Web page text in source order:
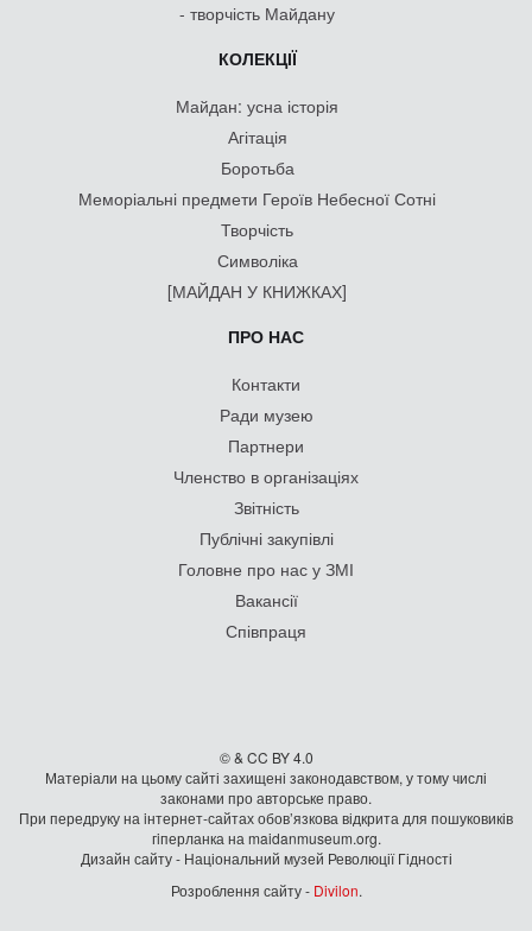
- творчість Майдану
КОЛЕКЦІЇ
Майдан: усна історія
Агітація
Боротьба
Меморіальні предмети Героїв Небесної Сотні
Творчість
Символіка
[МАЙДАН У КНИЖКАХ]
ПРО НАС
Контакти
Ради музею
Партнери
Членство в організаціях
Звітність
Публічні закупівлі
Головне про нас у ЗМІ
Вакансії
Співпраця
© & CC BY 4.0
Матеріали на цьому сайті захищені законодавством, у тому числі
законами про авторське право.
При передруку на iнтернет-сайтах обов’язкова відкрита для пошуковиків
гiперланка на maidanmuseum.org.
Дизайн сайту - Національний музей Революції Гідності
Розроблення сайту - Divilon.